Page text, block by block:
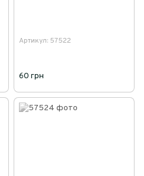
Артикул: 57522
60 грн